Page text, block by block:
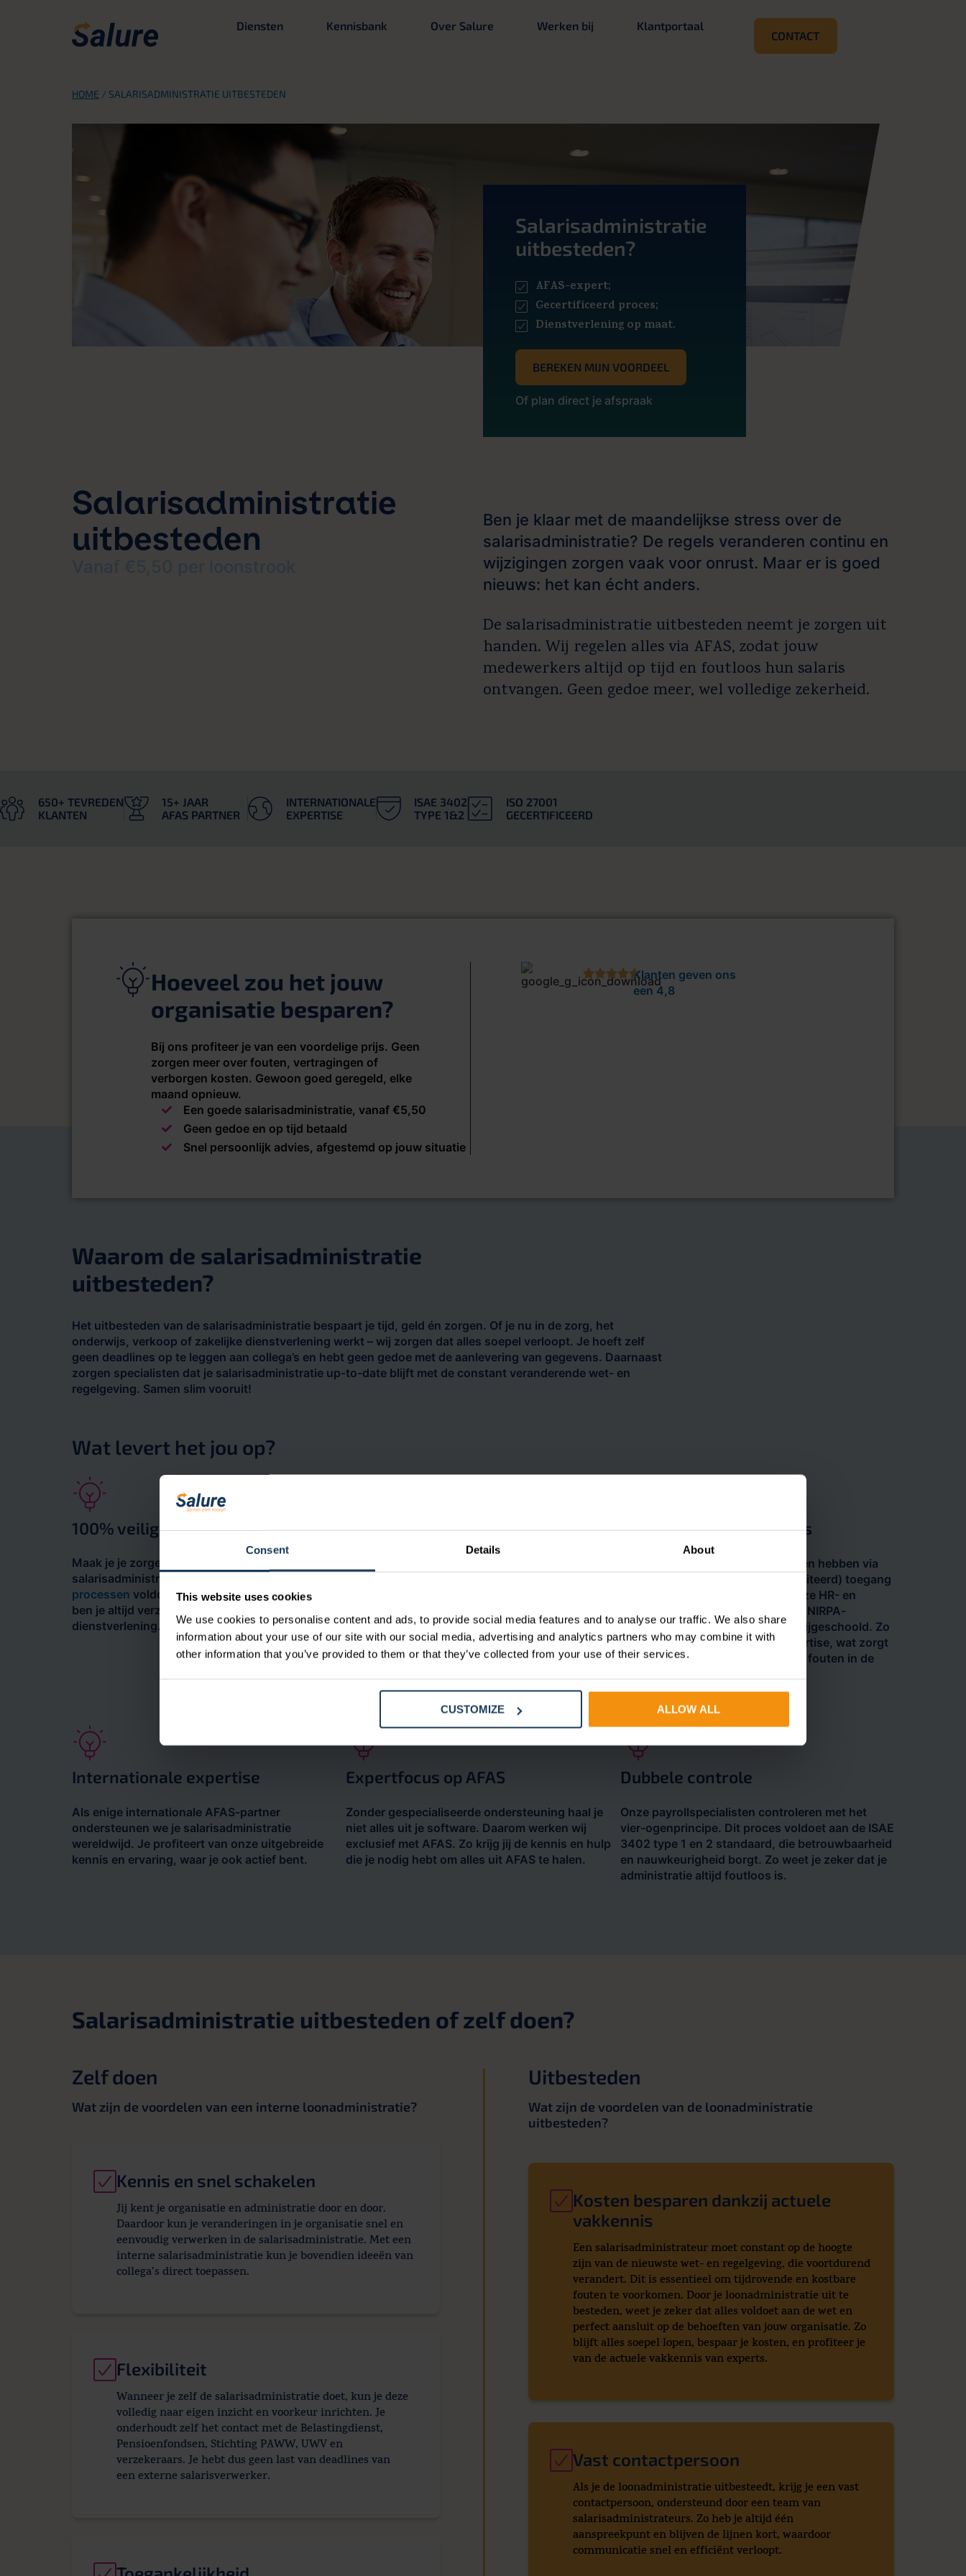
Consent Details About
This website uses cookies
We use cookies to personalise content and ads, to provide social media features and to analyse our traffic. We also share
information about your use of our site with our social media, advertising and analytics partners who may combine it with
other information that you’ve provided to them or that they’ve collected from your use of their services.
CUSTOMIZE ALLOW ALL
Diensten Kennisbank Over Salure Werken bij Klantportaal
CONTACT
HOME / SALARISADMINISTRATIE UITBESTEDEN
Salarisadministratie
uitbesteden?
AFAS-expert;
Gecertificeerd proces;
Dienstverlening op maat.
BEREKEN MIJN VOORDEEL
Of plan direct je afspraak
Salarisadministratie
uitbesteden
Ben je klaar met de maandelijkse stress over de
salarisadministratie? De regels veranderen continu en
wijzigingen zorgen vaak voor onrust. Maar er is goed
nieuws: het kan écht anders.
De salarisadministratie uitbesteden neemt je zorgen uit
handen. Wij regelen alles via AFAS, zodat jouw
medewerkers altijd op tijd en foutloos hun salaris
ontvangen. Geen gedoe meer, wel volledige zekerheid.
650+ TEVREDEN
KLANTEN
15+ JAAR
AFAS PARTNER
INTERNATIONALE
EXPERTISE
ISAE 3402
TYPE 1&2
ISO 27001
GECERTIFICEERD
Hoeveel zou het jouw
organisatie besparen?
Bij ons profiteer je van een voordelige prijs. Geen
zorgen meer over fouten, vertragingen of
verborgen kosten. Gewoon goed geregeld, elke
maand opnieuw.
Een goede salarisadministratie, vanaf €5,50
Geen gedoe en op tijd betaald
Snel persoonlijk advies, afgestemd op jouw situatie
Klanten geven ons
een 4,8
Waarom de salarisadministratie
uitbesteden?
Het uitbesteden van de salarisadministratie bespaart je tijd, geld én zorgen. Of je nu in de zorg, het
onderwijs, verkoop of zakelijke dienstverlening werkt – wij zorgen dat alles soepel verloopt. Je hoeft zelf
geen deadlines op te leggen aan collega’s en hebt geen gedoe met de aanlevering van gegevens. Daarnaast
zorgen specialisten dat je salarisadministratie up-to-date blijft met de constant veranderende wet- en
regelgeving. Samen slim vooruit!
Wat levert het jou op?
100% veilig
Maak je je zorgen over de veiligheid van je
salarisadministratie? Nergens voor nodig!
processen voldoen aan deISO 27001-norm.
ben je altijd verzekerd van een goede en veilige
dienstverlening.
Scherpe tarieven
wat hoger uitvallen.
Verzekerd van vakkennis
Zowel onze specialisten als klanten hebben via
Salure Academy (NIRPA-geaccrediteerd) toegang
tot diepgaande payrollkennis. Onze HR- en
payrollspecialisten zijn daarnaast NIRPA-
geregistreerd en blijven continu bijgeschoold. Zo
profiteer je altijd van actuele expertise, wat zorgt
voor efficiënter werken en minder fouten in de
Internationale expertise
Als enige internationale AFAS-partner
ondersteunen we je salarisadministratie
wereldwijd. Je profiteert van onze uitgebreide
kennis en ervaring, waar je ook actief bent.
Expertfocus op AFAS
Zonder gespecialiseerde ondersteuning haal je
niet alles uit je software. Daarom werken wij
exclusief met AFAS. Zo krijg jij de kennis en hulp
die je nodig hebt om alles uit AFAS te halen.
Dubbele controle
Onze payrollspecialisten controleren met het
vier-ogenprincipe. Dit proces voldoet aan de ISAE
3402 type 1 en 2 standaard, die betrouwbaarheid
en nauwkeurigheid borgt. Zo weet je zeker dat je
administratie altijd foutloos is.
Salarisadministratie uitbesteden of zelf doen?
Zelf doen
Wat zijn de voordelen van een interne loonadministratie?
Kennis en snel schakelen
Jij kent je organisatie en administratie door en door.
Daardoor kun je veranderingen in je organisatie snel en
eenvoudig verwerken in de salarisadministratie. Met een
interne salarisadministratie kun je bovendien ideeën van
collega’s direct toepassen.
Flexibiliteit
Wanneer je zelf de salarisadministratie doet, kun je deze
volledig naar eigen inzicht en voorkeur inrichten. Je
onderhoudt zelf het contact met de Belastingdienst,
Pensioenfondsen, Stichting PAWW, UWV en
verzekeraars. Je hebt dus geen last van deadlines van
een externe salarisverwerker.
Uitbesteden
Wat zijn de voordelen van de loonadministratie
uitbesteden?
Kosten besparen dankzij actuele
vakkennis
Een salarisadministrateur moet constant op de hoogte
zijn van de nieuwste wet- en regelgeving, die voortdurend
verandert. Dit is essentieel om tijdrovende en kostbare
fouten te voorkomen. Door je loonadministratie uit te
besteden, weet je zeker dat alles voldoet aan de wet en
perfect aansluit op de behoeften van jouw organisatie. Zo
blijft alles soepel lopen, bespaar je kosten, en profiteer je
van de actuele vakkennis van experts.
Vast contactpersoon
Als je de loonadministratie uitbesteedt, krijg je een vast
contactpersoon, ondersteund door een team van
salarisadministrateurs. Zo heb je altijd één
aanspreekpunt en blijven de lijnen kort, waardoor
communicatie snel en efficiënt verloopt.